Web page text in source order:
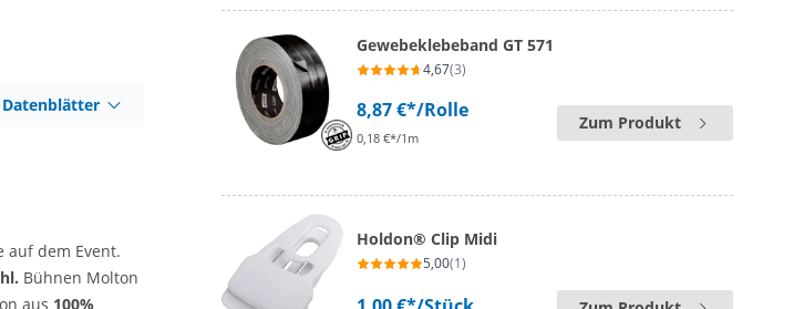
Datenblätter
auf dem Event.
Bühnen Molton
aus 100%
Gewebeklebeband GT 571
4,67(3)
8,87 €*/Rolle
0,18 €*/1m
Zum Produkt
Holdon® Clip Midi
5,00(1)